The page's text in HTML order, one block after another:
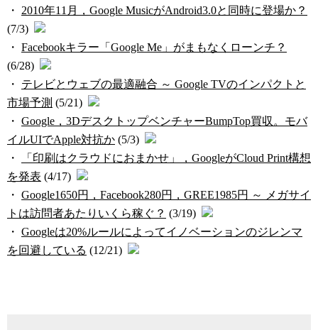
・ 2010年11月，Google MusicがAndroid3.0と同時に登場か？
(7/3)
・ Facebookキラー「Google Me」がまもなくローンチ？
(6/28)
・ テレビとウェブの最適融合 ～ Google TVのインパクトと
市場予測 (5/21)
・ Google，3DデスクトップベンチャーBumpTop買収。モバ
イルUIでApple対抗か (5/3)
・
「印刷はクラウドにおまかせ」，GoogleがCloud Print構想
を発表 (4/17)
・ Google1650円，Facebook280円，GREE1985円 ～ メガサイ
トは訪問者あたりいくら稼ぐ？ (3/19)
・ Googleは20%ルールによってイノベーションのジレンマ
を回避している (12/21)